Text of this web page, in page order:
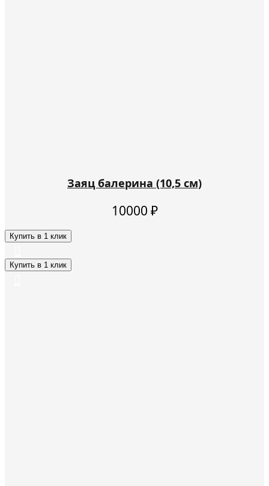
Заяц балерина (10,5 см)
10000 ₽
Купить в 1 клик
Купить в 1 клик